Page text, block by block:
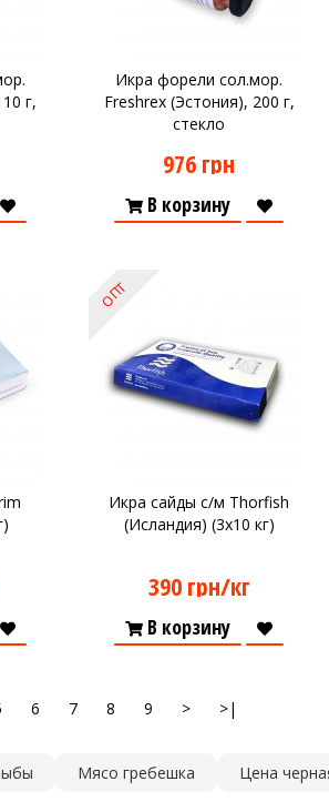
г,
Икра форели сол.мор.
Freshrex (Эстония), 200 г,
стекло
976 грн
В корзину
ОПТ
Икра сайды с/м Thorfish
(Исландия) (3х10 кг)
390 грн/кг
В корзину
6 7 8 9 > >|
Мясо гребешка Цена